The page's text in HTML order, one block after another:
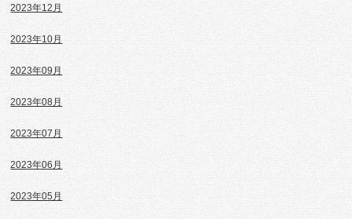
2023年12月
2023年10月
2023年09月
2023年08月
2023年07月
2023年06月
2023年05月